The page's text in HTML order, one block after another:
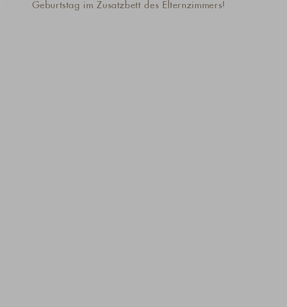
Geburtstag im Zusatzbett des Elternzimmers!